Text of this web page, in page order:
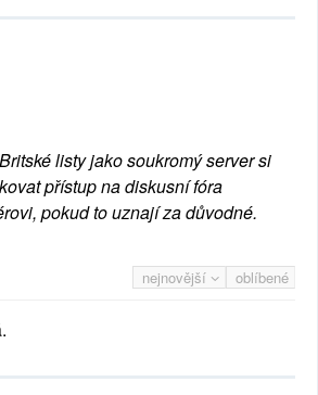
listy jako soukromý server si
přístup na diskusní fóra
pokud to uznají za důvodné.
nejnovější oblíbené